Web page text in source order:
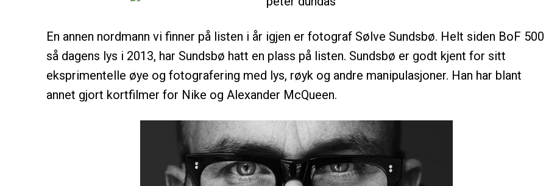
En annen nordmann vi finner på listen i år igjen er fotograf Sølve Sundsbø. Helt siden BoF 500
så dagens lys i 2013, har Sundsbø hatt en plass på listen. Sundsbø er godt kjent for sitt
eksprimentelle øye og fotografering med lys, røyk og andre manipulasjoner. Han har blant
annet gjort kortfilmer for Nike og Alexander McQueen.